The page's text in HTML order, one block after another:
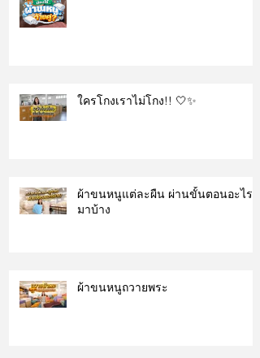
ใครโกงเราไม่โกง!! 🤍✨
ผ้าขนหนูแต่ละผืน ผ่านขั้นตอนอะไร
มาบ้าง
ผ้าขนหนูถวายพระ